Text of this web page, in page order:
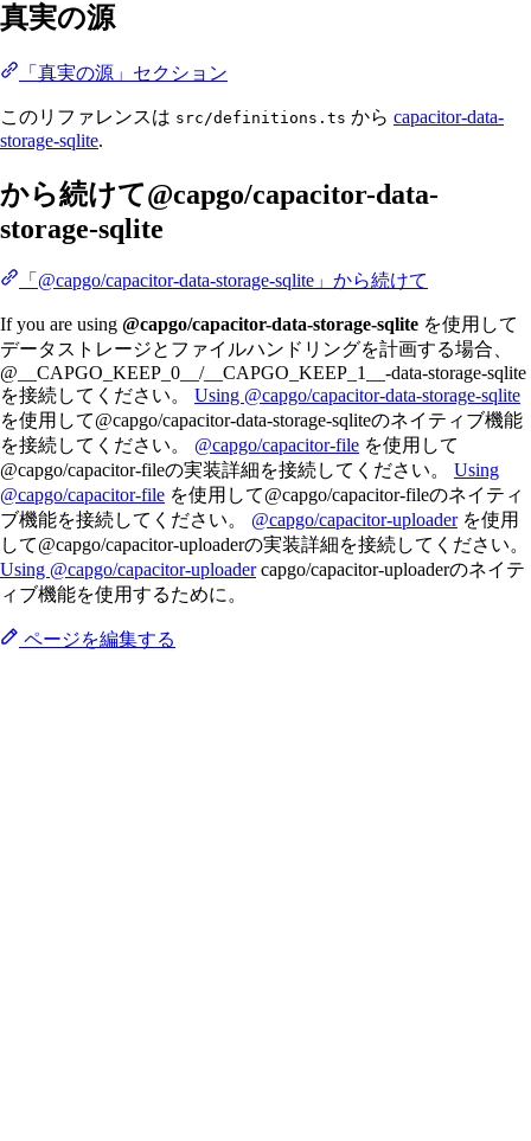
真実の源
「真実の源」セクション
このリファレンスは src/definitions.ts から capacitor-data-
storage-sqlite.
から続けて@capgo/capacitor-data-
storage-sqlite
「@capgo/capacitor-data-storage-sqlite」から続けて
If you are using @capgo/capacitor-data-storage-sqlite を使用して
データストレージとファイルハンドリングを計画する場合、
@__CAPGO_KEEP_0__/__CAPGO_KEEP_1__-data-storage-sqlite
を接続してください。 Using @capgo/capacitor-data-storage-sqlite
を使用して@capgo/capacitor-data-storage-sqliteのネイティブ機能
を接続してください。 @capgo/capacitor-file を使用して
@capgo/capacitor-fileの実装詳細を接続してください。 Using
@capgo/capacitor-file を使用して@capgo/capacitor-fileのネイティ
ブ機能を接続してください。 @capgo/capacitor-uploaderを使用
して@capgo/capacitor-uploaderの実装詳細を接続してください。
Using @capgo/capacitor-uploadercapgo/capacitor-uploaderのネイテ
ィブ機能を使用するために。
ページを編集する